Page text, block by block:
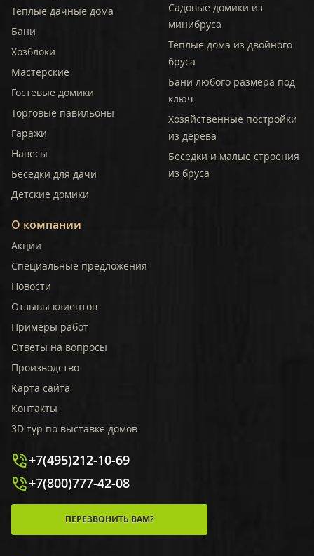
Теплые дачные дома
Бани
Хозблоки
Мастерские
Гостевые домики
Торговые павильоны
Гаражи
Навесы
Беседки для дачи
Детские домики
Садовые домики из
минибруса
Теплые дома из двойного
бруса
Бани любого размера под
ключ
Хозяйственные постройки
из дерева
Беседки и малые строения
из бруса
О компании
Акции
Специальные предложения
Новости
Отзывы клиентов
Примеры работ
Ответы на вопросы
Производство
Карта сайта
Контакты
3D тур по выставке домов
+7(495)212-10-69
+7(800)777-42-08
ПЕРЕЗВОНИТЬ ВАМ?